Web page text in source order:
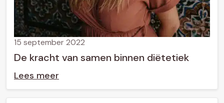
De kracht van samen binnen diëtetiek
15 september 2022
Lees meer